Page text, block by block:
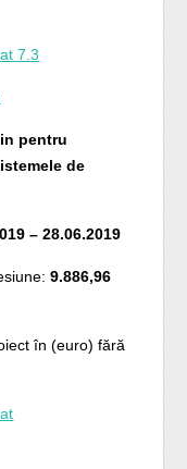
7.3
pentru
de
– 28.06.2019
9.886,96
în (euro) fără